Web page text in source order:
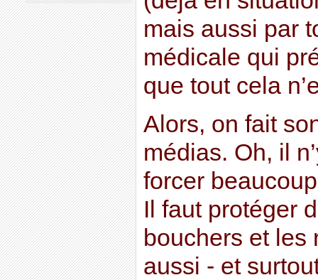
mais aussi par
médicale qui
que tout cela
Alors, on fait
médias. Oh, il
forcer
Il faut protéger
bouchers et les
aussi - et